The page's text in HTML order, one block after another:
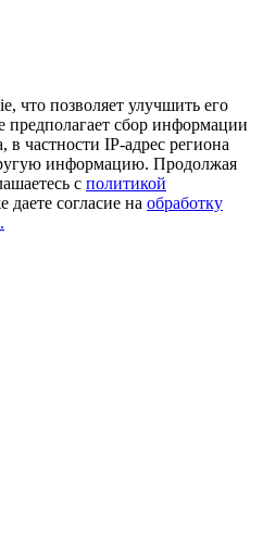
что позволяет улучшить его
предполагает сбор информации
в частности IP-адрес региона
информацию. Продолжая
с политикой
даете согласие на обработку